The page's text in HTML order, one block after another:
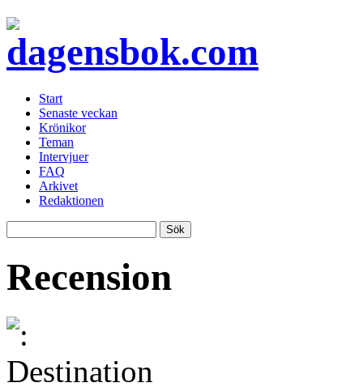
Start
Senaste veckan
Krönikor
Teman
Intervjuer
FAQ
Arkivet
Redaktionen
Recension